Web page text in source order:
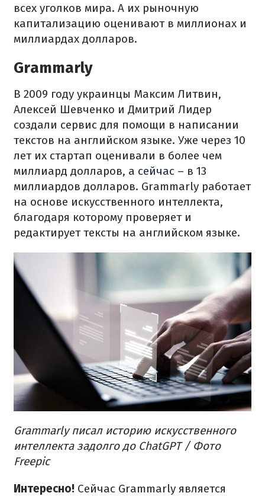
всех уголков мира. А их рыночную
капитализацию оценивают в миллионах и
миллиардах долларов.
Grammarly
В 2009 году украинцы Максим Литвин,
Алексей Шевченко и Дмитрий Лидер
создали сервис для помощи в написании
текстов на английском языке. Уже через 10
лет их стартап оценивали в более чем
миллиард долларов, а сейчас – в 13
миллиардов долларов. Grammarly работает
на основе искусственного интеллекта,
благодаря которому проверяет и
редактирует тексты на английском языке.
Grammarly писал историю искусственного
интеллекта задолго до ChatGPT / Фото
Freepic
Интересно! Сейчас Grammarly является